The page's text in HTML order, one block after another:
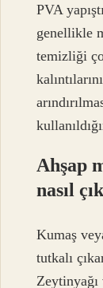
PVA
genellikle
temizliği
Ahşap
nasıl
Kumaş
tutkalı
Zeytinyağı